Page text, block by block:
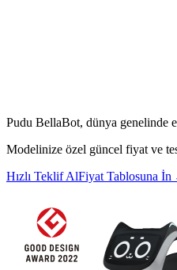
Pudu BellaBot, dünya genelinde
Modelinize özel güncel fiyat ve
Hızlı Teklif AlFiyat Tablosuna İn